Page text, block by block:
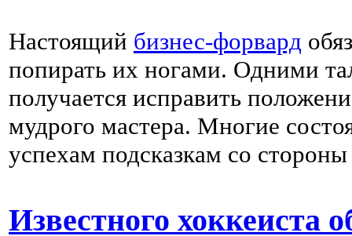
Настоящий бизнес-форвард
попирать их ногами. Одними
получается исправить
мудрого мастера. Многие
успехам подсказкам со
Известного хоккеиста